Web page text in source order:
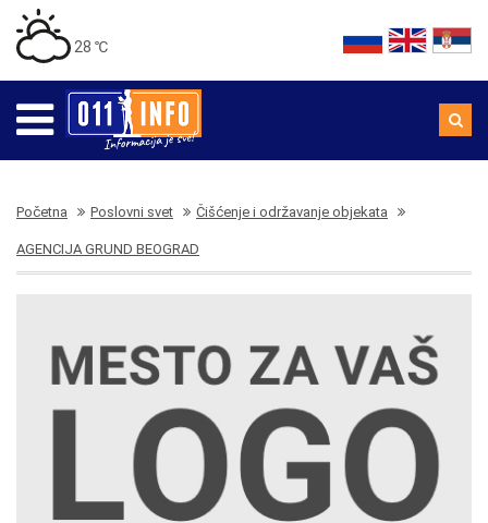
28 ℃
Početna Poslovni svet Čišćenje i održavanje objekata
AGENCIJA GRUND BEOGRAD